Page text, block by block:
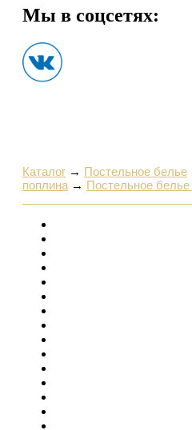
Мы в соцсетях:
Каталог → Постельное белье
поплина → Постельное